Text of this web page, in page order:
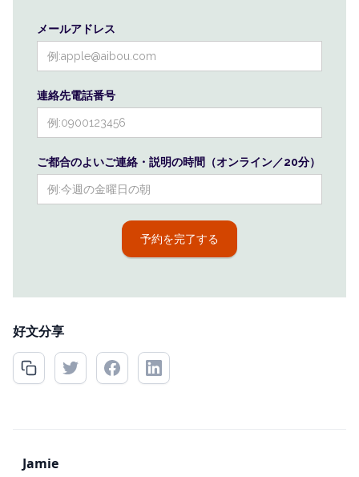
メールアドレス
連絡先電話番号
ご都合のよいご連絡・説明の時間（オンライン／20分）
好文分享
Jamie